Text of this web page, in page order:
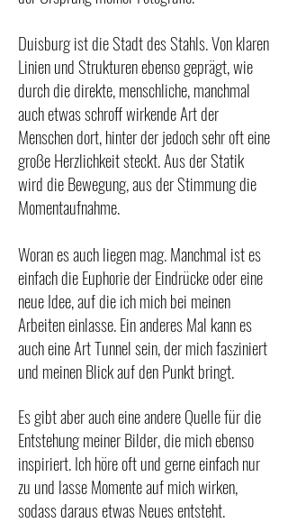
Duisburg ist die Stadt des Stahls. Von klaren
Linien und Strukturen ebenso geprägt, wie
durch die direkte, menschliche, manchmal
auch etwas schroff wirkende Art der
Menschen dort, hinter der jedoch sehr oft eine
große Herzlichkeit steckt. Aus der Statik
wird die Bewegung, aus der Stimmung die
Momentaufnahme.
Woran es auch liegen mag. Manchmal ist es
einfach die Euphorie der Eindrücke oder eine
neue Idee, auf die ich mich bei meinen
Arbeiten einlasse. Ein anderes Mal kann es
auch eine Art Tunnel sein, der mich fasziniert
und meinen Blick auf den Punkt bringt.
Es gibt aber auch eine andere Quelle für die
Entstehung meiner Bilder, die mich ebenso
inspiriert. Ich höre oft und gerne einfach nur
zu und lasse Momente auf mich wirken,
sodass daraus etwas Neues entsteht.